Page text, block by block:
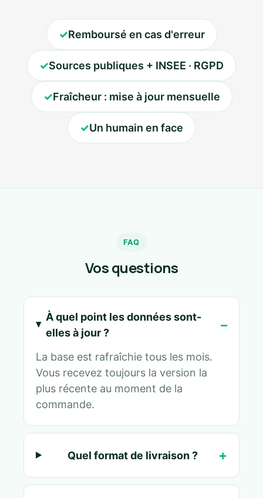
✓Remboursé en cas d'erreur
✓Sources publiques + INSEE · RGPD
✓Fraîcheur : mise à jour mensuelle
✓Un humain en face
FAQ
Vos questions
À quel point les données sont-
elles à jour ?
La base est rafraîchie tous les mois.
Vous recevez toujours la version la
plus récente au moment de la
commande.
Quel format de livraison ?